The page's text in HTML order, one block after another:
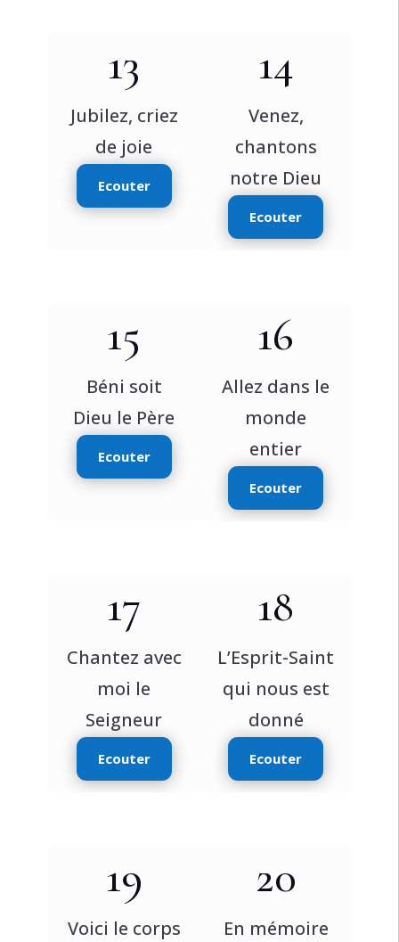
13
Jubilez, criez
de joie
Ecouter
14
Venez,
chantons
notre Dieu
Ecouter
15
Béni soit
Dieu le Père
Ecouter
16
Allez dans le
monde
entier
Ecouter
17
Chantez avec
moi le
Seigneur
Ecouter
18
L’Esprit-Saint
qui nous est
donné
Ecouter
19
Voici le corps
20
En mémoire